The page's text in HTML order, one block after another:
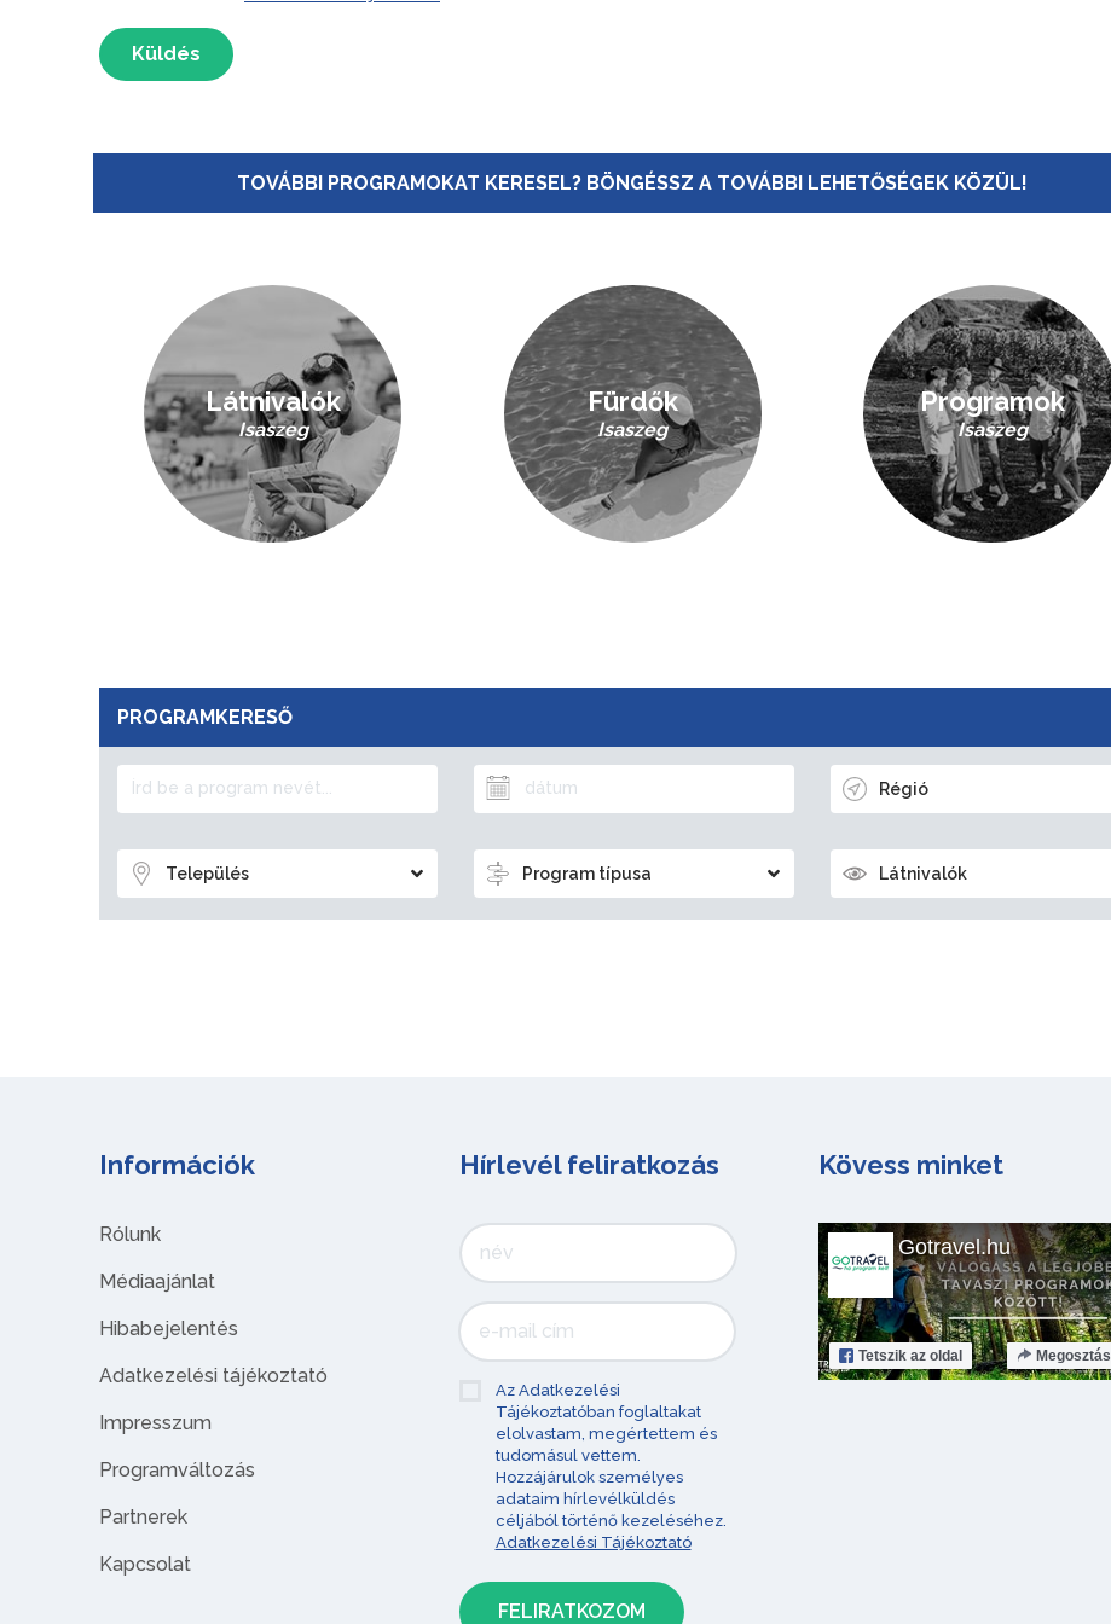
Küldés
TOVÁBBI PROGRAMOKAT KERESEL? BÖNGÉSSZ A TOVÁBBI LEHETŐSÉGEK KÖZÜL!
Látnivalók
Isaszeg
Fürdők
Isaszeg
Programok
Isaszeg
PROGRAMKERESŐ
Régió
Település Program típusa Látnivalók
Információk
Rólunk
Médiaajánlat
Hibabejelentés
Adatkezelési tájékoztató
Impresszum
Programváltozás
Partnerek
Kapcsolat
Hírlevél feliratkozás
Az Adatkezelési
Tájékoztatóban foglaltakat
elolvastam, megértettem és
tudomásul vettem.
Hozzájárulok személyes
adataim hírlevélküldés
céljából történő kezeléséhez.
Adatkezelési Tájékoztató
Kövess minket
Gotravel.hu
Tetszik az oldal Megosztás